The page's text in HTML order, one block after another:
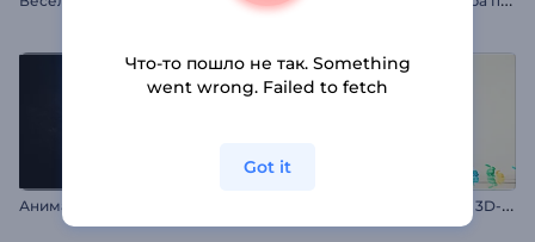
П
оздравление на Пасху с 3D-лентой
Что-то пошло не так. Something
went wrong. Failed to fetch
Got it